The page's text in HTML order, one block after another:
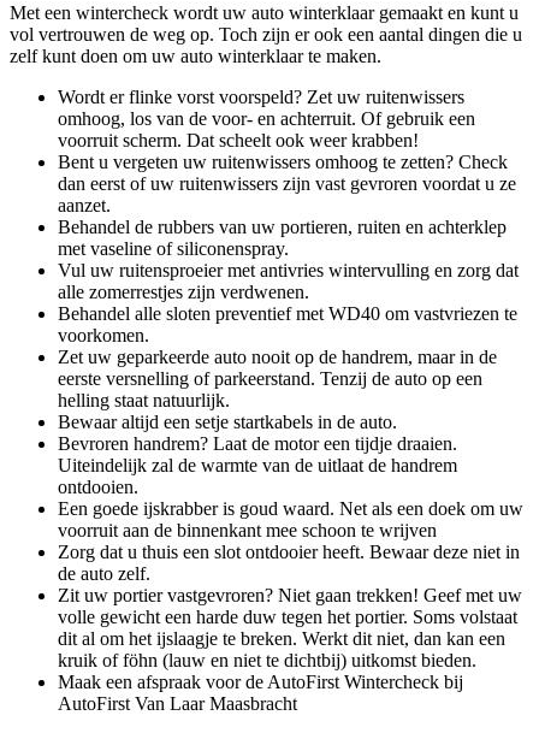
Met een wintercheck wordt uw auto winterklaar gemaakt en kunt u
vol vertrouwen de weg op. Toch zijn er ook een aantal dingen die u
zelf kunt doen om uw auto winterklaar te maken.
Wordt er flinke vorst voorspeld? Zet uw ruitenwissers
omhoog, los van de voor- en achterruit. Of gebruik een
voorruit scherm. Dat scheelt ook weer krabben!
Bent u vergeten uw ruitenwissers omhoog te zetten? Check
dan eerst of uw ruitenwissers zijn vast gevroren voordat u ze
aanzet.
Behandel de rubbers van uw portieren, ruiten en achterklep
met vaseline of siliconenspray.
Vul uw ruitensproeier met antivries wintervulling en zorg dat
alle zomerrestjes zijn verdwenen.
Behandel alle sloten preventief met WD40 om vastvriezen te
voorkomen.
Zet uw geparkeerde auto nooit op de handrem, maar in de
eerste versnelling of parkeerstand. Tenzij de auto op een
helling staat natuurlijk.
Bewaar altijd een setje startkabels in de auto.
Bevroren handrem? Laat de motor een tijdje draaien.
Uiteindelijk zal de warmte van de uitlaat de handrem
ontdooien.
Een goede ijskrabber is goud waard. Net als een doek om uw
voorruit aan de binnenkant mee schoon te wrijven
Zorg dat u thuis een slot ontdooier heeft. Bewaar deze niet in
de auto zelf.
Zit uw portier vastgevroren? Niet gaan trekken! Geef met uw
volle gewicht een harde duw tegen het portier. Soms volstaat
dit al om het ijslaagje te breken. Werkt dit niet, dan kan een
kruik of föhn (lauw en niet te dichtbij) uitkomst bieden.
Maak een afspraak voor de AutoFirst Wintercheck bij
AutoFirst Van Laar Maasbracht